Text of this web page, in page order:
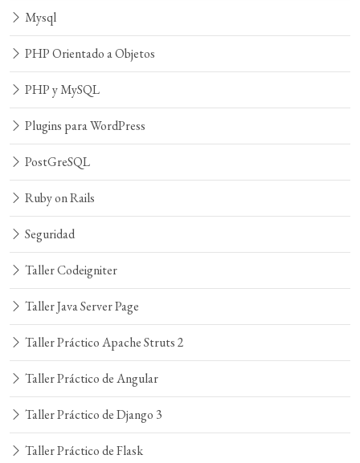
Mysql
PHP Orientado a Objetos
PHP y MySQL
Plugins para WordPress
PostGreSQL
Ruby on Rails
Seguridad
Taller Codeigniter
Taller Java Server Page
Taller Práctico Apache Struts 2
Taller Práctico de Angular
Taller Práctico de Django 3
Taller Práctico de Flask